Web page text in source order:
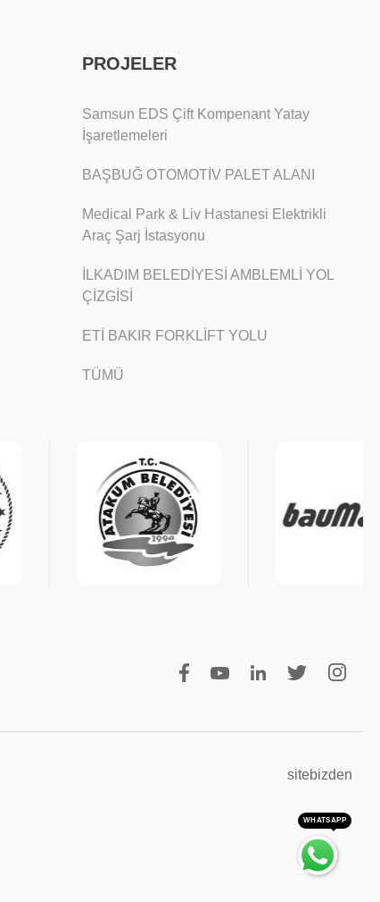
PROJELER
Samsun EDS Çift Kompenant Yatay
İşaretlemeleri
BAŞBUĞ OTOMOTİV PALET ALANI
Medical Park & Liv Hastanesi Elektrikli
Araç Şarj İstasyonu
İLKADIM BELEDİYESİ AMBLEMLİ YOL
ÇİZGİSİ
ETİ BAKIR FORKLİFT YOLU
TÜMÜ
sitebizden
WHATSAPP